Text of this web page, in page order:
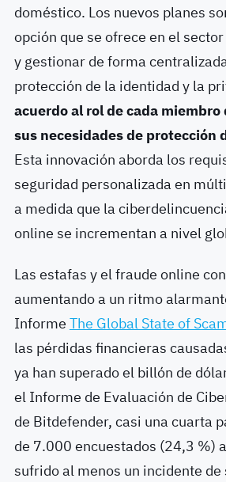
doméstico. Los nuevos planes
opción que se ofrece en el
y gestionar de forma
protección de la identidad y la
acuerdo al rol de cada
sus necesidades de protección
Esta innovación aborda los
seguridad personalizada en
a medida que la
online se incrementan a nivel
Las estafas y el fraude online
aumentando a un ritmo
Informe The Global State of
las pérdidas financieras
ya han superado el billón de
el Informe de Evaluación de
de Bitdefender, casi una cuarta
de 7.000 encuestados (24,3 %)
sufrido al menos un incidente de